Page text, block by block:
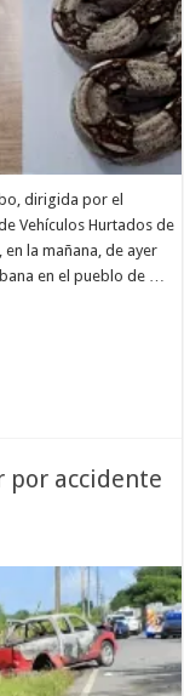
dirigida por el
Vehículos Hurtados de
la mañana, de ayer
en el pueblo de …
por accidente